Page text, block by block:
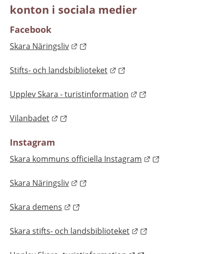
konton i sociala medier
Facebook
Skara Näringsliv Länk till annan webbplats.
Stifts- och landsbiblioteket Länk till annan webbplats.
Upplev Skara - turistinformation Länk till annan
Vilanbadet Länk till annan webbplats.
Instagram
Skara kommuns officiella Instagram Länk till annan
Skara Näringsliv Länk till annan webbplats.
Skara demens Länk till annan webbplats.
Skara stifts- och landsbiblioteket Länk till annan